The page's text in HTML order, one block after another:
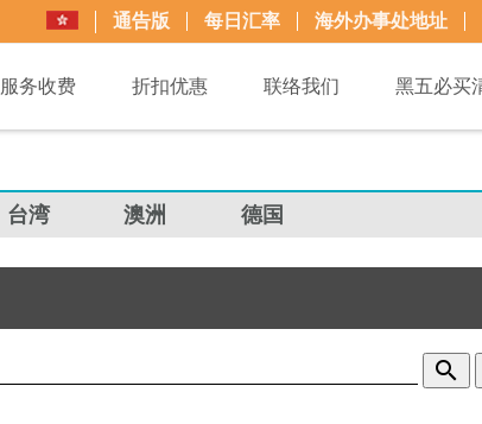
通告版 每日汇率 海外办事处地址
服务收费 折扣优惠 联络我们 黑五必买
台湾 澳洲 德国
search